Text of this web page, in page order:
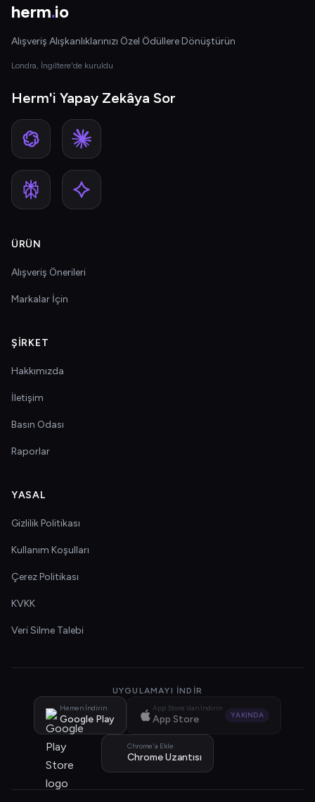
herm.io
Alışveriş Alışkanlıklarınızı Özel Ödüllere Dönüştürün
Londra, İngiltere'de kuruldu
Herm'i Yapay Zekâya Sor
ÜRÜN
Alışveriş Önerileri
Markalar İçin
ŞIRKET
Hakkımızda
İletişim
Basın Odası
Raporlar
YASAL
Gizlilik Politikası
Kullanım Koşulları
Çerez Politikası
KVKK
Veri Silme Talebi
UYGULAMAYI İNDIR
Hemen İndirin
Google Play
App Store'dan İndirin
App Store YAKINDA
Chrome'a Ekle
Chrome Uzantısı